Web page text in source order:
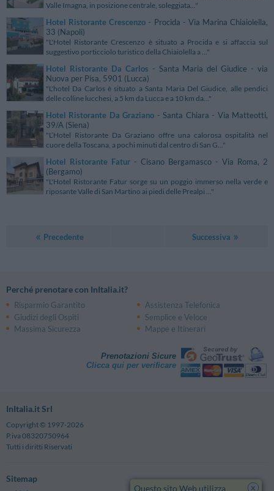
Valle Imagna, in posizione centrale, soleggiata..."
Hotel Ristorante Crescenzo - Procida - Via Marina Chiaiolella,
33 (Napoli)
"L'Hotel Ristorante Crescenzo è situato a Procida e si affaccia sul
suggestivo porticciolo turistico della Chiaiolella a ..."
Hotel Ristorante Da Carlos - Santa Maria del Giudice - via
Nuova per Pisa, 5901 (Lucca)
"L'hotel Da Carlos è situato a Santa Maria Del Giudice, alle pendici
delle colline lucchesi, a 5 km da Lucca e a 10 km da..."
Hotel Ristorante Da Graziano - Santa Chiara - Via Matteotti,
39/A (Siena)
"L’Hotel Ristorante Da Graziano offre una calorosa ospitalità nel
cuore della Toscana, a pochi minuti dal centro di San G..."
Hotel Ristorante Fatur - Cisano Bergamasco - Via Roma, 2
(Bergamo)
"L'Hotel Ristorante Fatur sorge su un poggio immerso nella verde e
riposante Valle di San Martino ai piedi delle Prealpi ..."
Precedente Successiva
Perché prenotare con InItalia.it?
Risparmio Garantito
Assistenza Telefonica
Giudizi degli Ospiti
Semplice e Veloce
Massima Sicurezza
Mappe e Itinerari
Prenotazioni Sicure
Clicca qui per verificare
InItalia.it Srl
Copyright © 1997-2026
P.iva 08320750964
Tutti i diritti Riservati
Sitemap
x
Questo sito Web utilizza